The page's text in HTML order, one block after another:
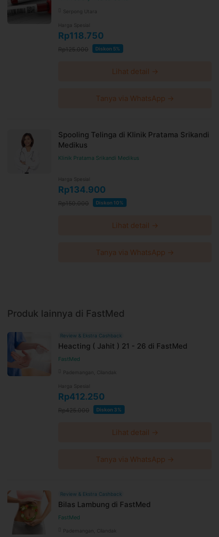
Serpong Utara
Harga Spesial
Rp118.750
Rp125.000 Diskon 5%
Lihat detail →
Tanya via WhatsApp →
Spooling Telinga di Klinik Pratama Srikandi
Medikus
Klinik Pratama Srikandi Medikus
Harga Spesial
Rp134.900
Rp150.000 Diskon 10%
Lihat detail →
Tanya via WhatsApp →
Produk lainnya di FastMed
Review & Ekstra Cashback
Heacting ( Jahit ) 21 - 26 di FastMed
FastMed
Pademangan, Cilandak
Harga Spesial
Rp412.250
Rp425.000 Diskon 3%
Lihat detail →
Tanya via WhatsApp →
Review & Ekstra Cashback
Bilas Lambung di FastMed
FastMed
Pademangan, Cilandak